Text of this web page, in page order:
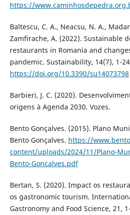
https://
Baltescu, C. A., Neacsu, N. A.,
Zamfirache, A. (2022). Sustainable
restaurants in Romania and
pandemic. Sustainability, 14(7), 1-
https://doi.org/10.3390/su14073798
Barbieri, J. C. (2020).
origens à Agenda 2030. Vozes.
Bento Gonçalves. (2015). Plano
Bento Gonçalves. https://
content/uploads/2024/11/Plano-
Bento-Goncalves.pdf
Bertan, S. (2020). Impact os
os gastronomic tourism.
Gastronomy and Food Science, 21,